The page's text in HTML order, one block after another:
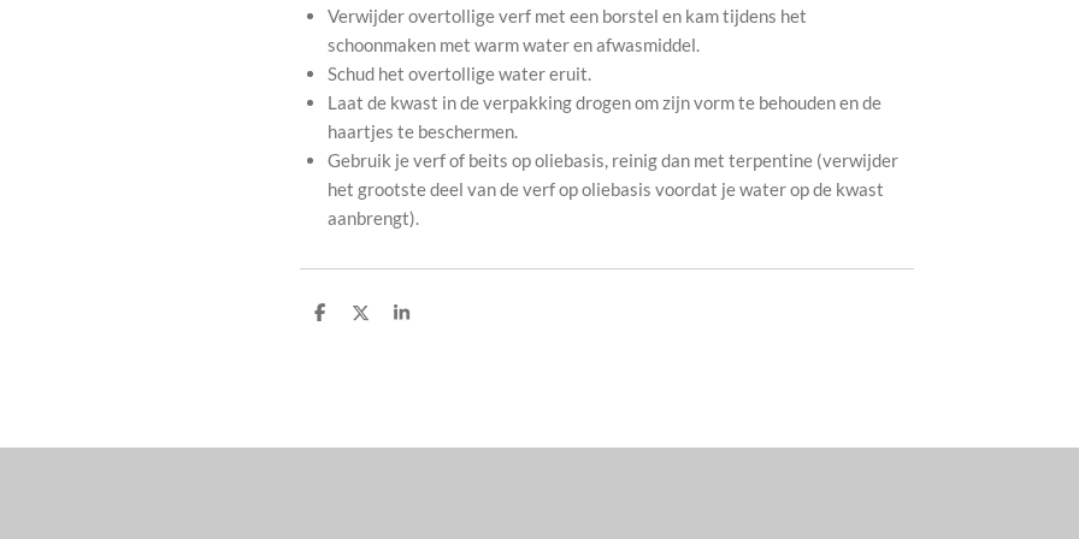
Verwijder overtollige verf met een borstel en kam tijdens het
schoonmaken met warm water en afwasmiddel.
Schud het overtollige water eruit.
Laat de kwast in de verpakking drogen om zijn vorm te behouden en de
haartjes te beschermen.
Gebruik je verf of beits op oliebasis, reinig dan met terpentine (verwijder
het grootste deel van de verf op oliebasis voordat je water op de kwast
aanbrengt).
D
D
S